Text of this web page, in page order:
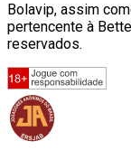
Bolavip, assim
pertencente à
reservados.